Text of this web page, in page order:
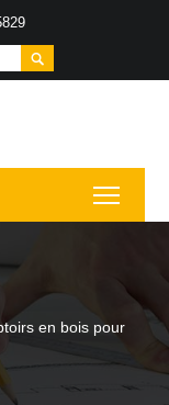

en bois pour